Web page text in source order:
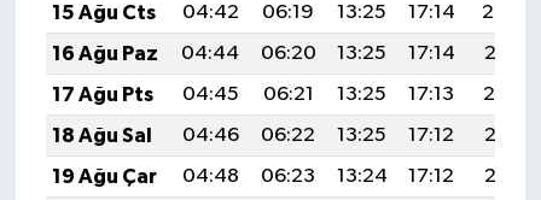
15 Ağu Cts
04:42 06:19 13:25 17:14
20:22
16 Ağu Paz
04:44 06:20 13:25 17:14
20:21
17 Ağu Pts
04:45 06:21 13:25 17:13
20:19
18 Ağu Sal
04:46 06:22 13:25 17:12
20:18
19 Ağu Çar
04:48 06:23 13:24 17:12
20:16